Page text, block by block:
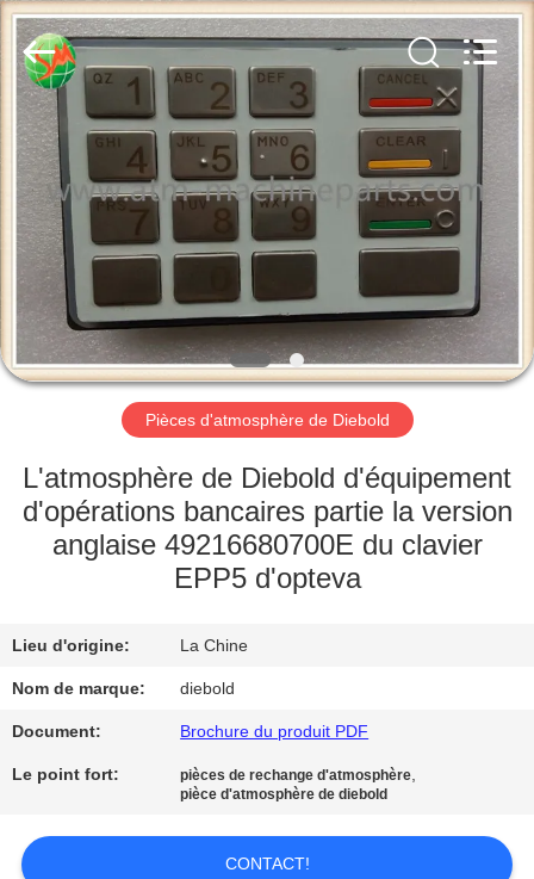
MAISON
PRODUITS
AU
SUJET
DE
NOUS
VISITE
D'USINE
CONTRÔLE
QUALITÉ
CONTACTEZ-
NOUS
NOUVELLES
2026
GSM
International
Trade
Co.,Ltd..
Rights
Reserved.
Pièces d'atmosphère de Diebold
L'atmosphère de Diebold d'équipement
d'opérations bancaires partie la version
anglaise 49216680700E du clavier
EPP5 d'opteva
Lieu d'origine: La Chine
Nom de marque: diebold
Document: Brochure du produit PDF
Le point fort: pièces de rechange d'atmosphère,
pièce d'atmosphère de diebold
CONTACT!